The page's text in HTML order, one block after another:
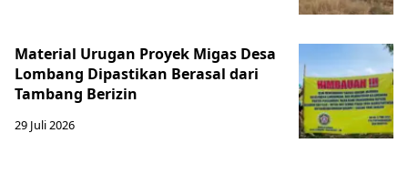
Material Urugan Proyek Migas Desa
Lombang Dipastikan Berasal dari
Tambang Berizin
29 Juli 2026